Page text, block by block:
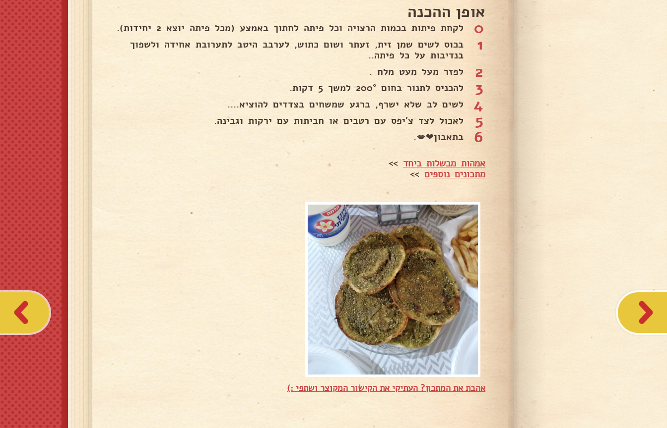
אופן ההכנה
0 לקחת פיתות בכמות הרצויה וכל פיתה לחתוך באמצע (מכל פיתה יוצא 2 יחידות).
1
בכוס לשים שמן זית, זעתר ושום כתוש, לערבב היטב לתערובת אחידה ולשפוך
בנדיבות על כל פיתה..
2 לפזר מעל מעט מלח .
3 להכניס לתנור בחום 200° למשך 5 דקות.
4 לשים לב שלא ישרף, ברגע שמשחים בצדדים להוציא....
5 לאכול לצד צ'יפס עם רטבים או חביתות עם ירקות וגבינה.
6 בתאבון❤💋.
אמהות מבשלות ביחד >>
מתכונים נוספים>>
אהבת את המתכון? העתיקי את הקישור המקוצר ושתפי :)